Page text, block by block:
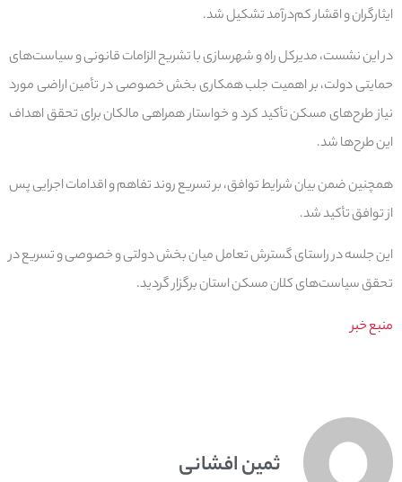
ایثارگران و اقشار کم‌درآمد تشکیل شد.
در این نشست، مدیرکل راه و شهرسازی با تشریح الزامات قانونی و سیاست‌های
حمایتی دولت، بر اهمیت جلب همکاری بخش خصوصی در تأمین اراضی مورد
نیاز طرح‌های مسکن تأکید کرد و خواستار همراهی مالکان برای تحقق اهداف
این طرح‌ها شد.
همچنین ضمن بیان شرایط توافق، بر تسریع روند تفاهم و اقدامات اجرایی پس
از توافق تأکید شد.
این جلسه در راستای گسترش تعامل میان بخش دولتی و خصوصی و تسریع در
تحقق سیاست‌های کلان مسکن استان برگزار گردید.
منبع خبر
ثمین افشانی